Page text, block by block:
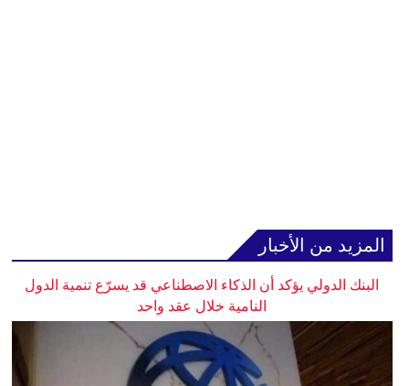
المزيد من الأخبار
البنك الدولي يؤكد أن الذكاء الاصطناعي قد يسرّع تنمية الدول
النامية خلال عقد واحد